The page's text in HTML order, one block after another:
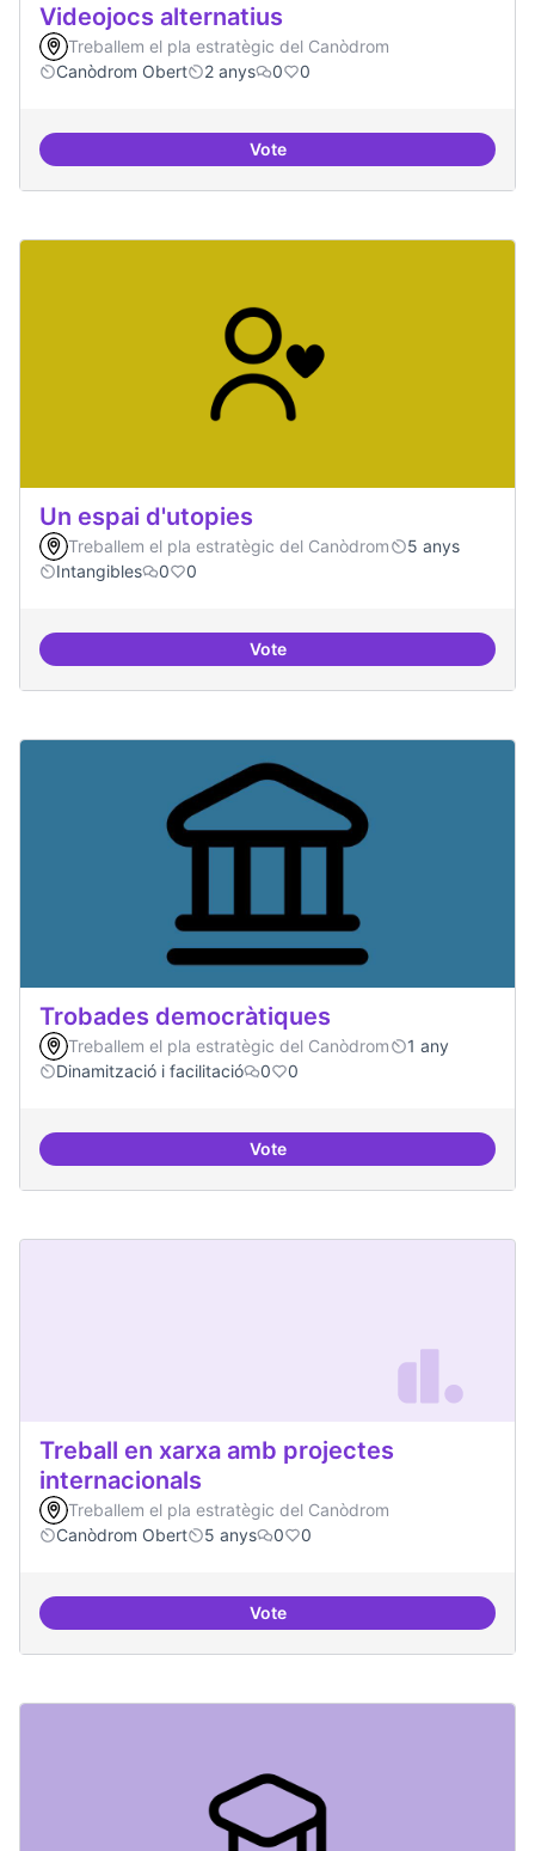
Videojocs alternatius
Treballem el pla estratègic del Canòdrom
Canòdrom Obert
2 anys 0 0
VoteVideojocs alternatius
Un espai d'utopies
Treballem el pla estratègic del Canòdrom
5 anys
Intangibles
0 0
VoteUn espai d'utopies
Trobades democràtiques
Treballem el pla estratègic del Canòdrom
1 any
Dinamització i facilitació
0 0
VoteTrobades democràtiques
Treball en xarxa amb projectes
internacionals
Treballem el pla estratègic del Canòdrom
Canòdrom Obert
5 anys 0 0
VoteTreball en xarxa amb projectes